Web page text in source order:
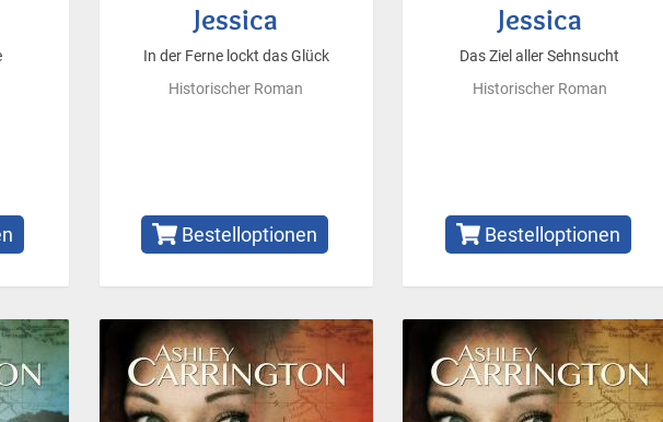
Jessica
In der Ferne lockt das Glück
Historischer Roman
Bestelloptionen
Jessica
Das Ziel aller Sehnsucht
Historischer Roman
Bestelloptionen